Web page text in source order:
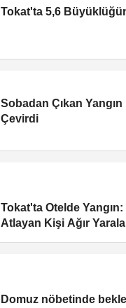
Tokat'ta 5,6
Sobadan Çıkan
Çevirdi
Tokat'ta Otelde
Atlayan Kişi Ağır
Domuz nöbetinde